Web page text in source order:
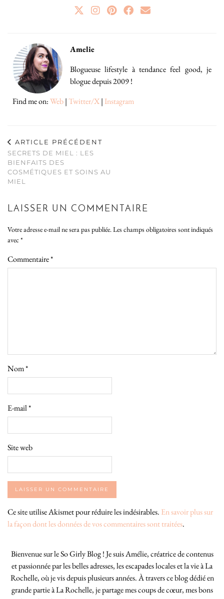
Amelie
Blogueuse lifestyle à tendance feel good, je
blogue depuis 2009 !
Find me on:Web|Twitter/X| Instagram
ARTICLE PRÉCÉDENT
SECRETS DE MIEL : LES
BIENFAITS DES
COSMÉTIQUES ET SOINS AU
MIEL
LAISSER UN COMMENTAIRE
Votre adresse e-mail ne sera pas publiée. Les champs obligatoires sont indiqués
avec *
Commentaire*
Nom*
E-mail*
Site web
Ce site utilise Akismet pour réduire les indésirables. En savoir plus sur
la façon dont les données de vos commentaires sont traitées.
Bienvenue sur le So Girly Blog ! Je suis Amélie, créatrice de contenus
et passionnée par les belles adresses, les escapades locales et la vie à La
Rochelle, où je vis depuis plusieurs années. À travers ce blog dédié en
grande partie à La Rochelle, je partage mes coups de cœur, mes bons